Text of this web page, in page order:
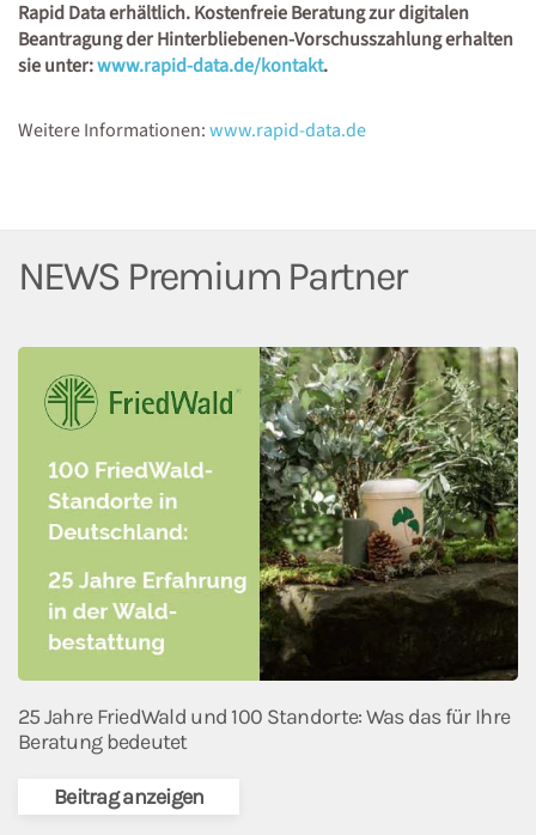
Rapid Data erhältlich. Kostenfreie Beratung zur digitalen
Beantragung der Hinterbliebenen-Vorschusszahlung erhalten
sie unter:www.rapid-data.de/kontakt.
Weitere Informationen:www.rapid-data.de
NEWS Premium Partner
25 Jahre FriedWald und 100 Standorte: Was das für Ihre
Beratung bedeutet
Beitrag anzeigen